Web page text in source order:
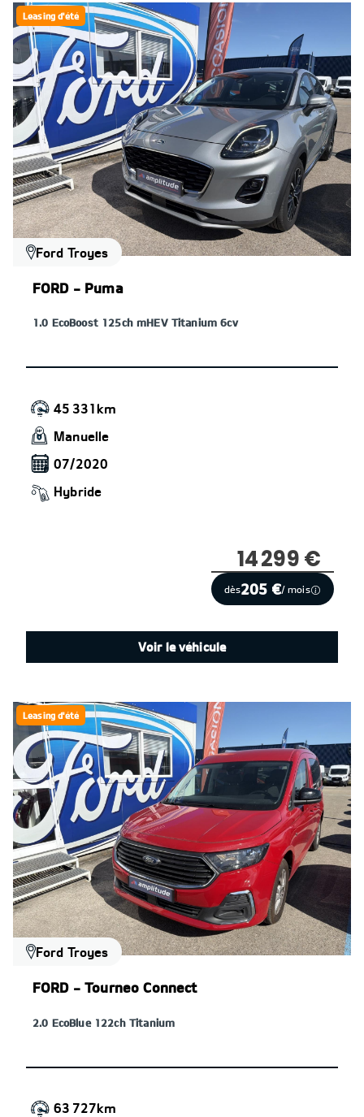
Leasing d'été
Ford Troyes
FORD - Puma
1.0 EcoBoost 125ch mHEV Titanium 6cv
45 331km
Manuelle
07/2020
Hybride
14 299 €
dès205 €/ mois
Voir le véhicule
Leasing d'été
Ford Troyes
FORD - Tourneo Connect
2.0 EcoBlue 122ch Titanium
63 727km